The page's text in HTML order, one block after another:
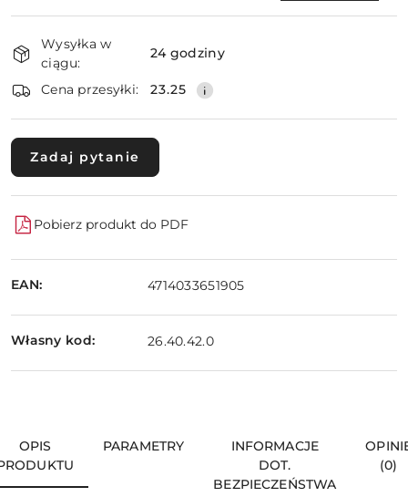
Dostępność
i
dostawa
Wysyłka w
ciągu:
24 godziny
Cena przesyłki: 23.25
Zadaj pytanie
Pobierz produkt do PDF
EAN: 4714033651905
Własny kod: 26.40.42.0
OPIS
PARAMETRY
INFORMACJE
DOT.
BEZPIECZEŃSTWA
(0)